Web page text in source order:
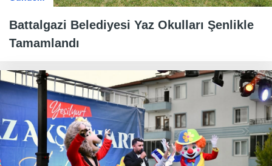
Battalgazi Belediyesi Yaz Okulları Şenlikle
Tamamlandı